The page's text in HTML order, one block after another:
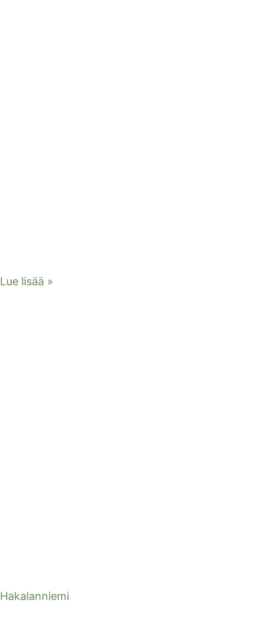
Lue lisää »
Hakalanniemi